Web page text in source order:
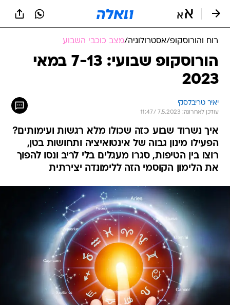
רוח והורוסקופ/אסטרולוגיה/מצב כוכבי השבוע
הורוסקופ שבועי: 7-13 במאי
2023
יאיר טריבלסקי
עודכן לאחרונה: 7.5.2023 / 11:47
איך נשרוד שבוע כזה שכולו מלא רגשות ועימותים?
הפעילו מינון גבוה של אינטואיציה ותחושות בטן,
רוצו בין הטיפות, סגרו מעגלים בלי לריב ונסו להפוך
את הלימון הקוסמי הזה ללימונדה יצירתית